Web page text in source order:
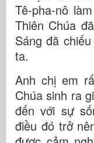
Tê-pha-nô
Thiên Chúa
Sáng đã
ta.
Anh chị em
Chúa sinh ra
đến với sự
điều đó trở